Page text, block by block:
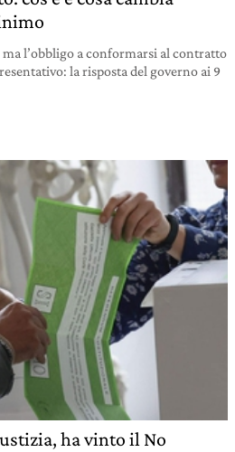
l’obbligo a conformarsi al contratto
la risposta del governo ai 9
ha vinto il No